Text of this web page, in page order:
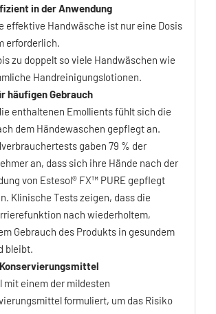
in der Anwendung
effektive Handwäsche ist nur eine Dosis
erforderlich.
zu doppelt so viele Handwäschen wie
Handreinigungslotionen.
häufigen Gebrauch
enthaltenen Emollients fühlt sich die
dem Händewaschen gepflegt an.
gaben 79 % der
an, dass sich ihre Hände nach der
von Estesol® FX™ PURE gepflegt
Klinische Tests zeigen, dass die
nach wiederholtem,
Gebrauch des Produkts in gesundem
bleibt.
mit einem der mildesten
formuliert, um das Risiko